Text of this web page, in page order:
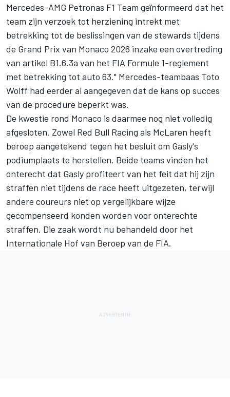
Mercedes-AMG Petronas F1 Team geïnformeerd dat het
team zijn verzoek tot herziening intrekt met
betrekking tot de beslissingen van de stewards tijdens
de Grand Prix van Monaco 2026 inzake een overtreding
van artikel B1.6.3a van het FIA Formule 1-reglement
met betrekking tot auto 63." Mercedes-teambaas Toto
Wolff had eerder al aangegeven dat de kans op succes
van de procedure beperkt was.
De kwestie rond Monaco is daarmee nog niet volledig
afgesloten. Zowel Red Bull Racing als McLaren heeft
beroep aangetekend tegen het besluit om Gasly's
podiumplaats te herstellen. Beide teams vinden het
onterecht dat Gasly profiteert van het feit dat hij zijn
straffen niet tijdens de race heeft uitgezeten, terwijl
andere coureurs niet op vergelijkbare wijze
gecompenseerd konden worden voor onterechte
straffen. Die zaak wordt nu behandeld door het
Internationale Hof van Beroep van de FIA.